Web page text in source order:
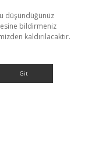
düşündüğünüz
bildirmeniz
kaldırılacaktır.